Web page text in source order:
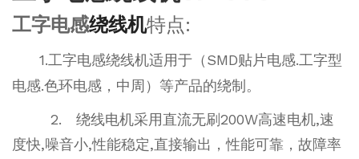
工字电感绕线机特点:
1.工字电感绕线机适用于（SMD贴片电感.工字型
电感.色环电感，中周）等产品的绕制。
2. 绕线电机采用直流无刷200W高速电机,速
度快,噪音小,性能稳定,直接输出，性能可靠，故障率